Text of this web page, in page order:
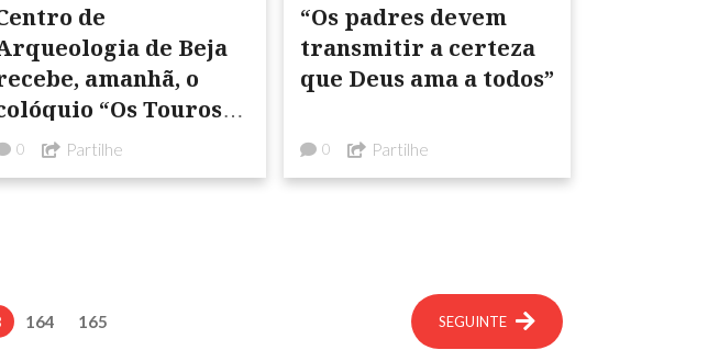
de
de Beja
amanhã, o
“Os Touros
Habitam as
de Beja"
0 Partilhe
“Os padres devem
transmitir a certeza
que Deus ama a todos”
0 Partilhe
164 165 SEGUINTE